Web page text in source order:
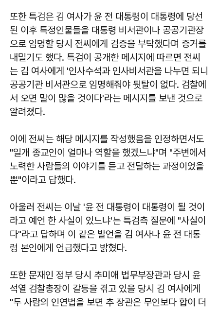
또한 특검은 김 여사가 윤 전 대통령이 대통령에 당선
된 이후 특정인물들을 대통령 비서관이나 공공기관장
으로 임명할 당시 전씨에게 검증을 부탁했다며 증거를
내밀기도 했다. 특검이 공개한 메시지에 따르면 전씨
는 김 여사에게 '인사수석과 인사비서관을 나누면 되니
공공기관 비서관으로 임명해줘야 뒷탈이 없다. 검찰에
서 오면 말이 많을 것이다'라는 메시지를 보낸 것으로
알려졌다.
이에 전씨는 해당 메시지를 작성했음을 인정하면서도
"일개 종교인이 얼마나 역할을 했겠느냐"며 "주변에서
노력한 사람들의 이야기를 듣고 전달하는 과정이었을
뿐"이라고 답했다.
아울러 전씨는 이날 '윤 전 대통령이 대통령이 될 것이
라고 예언 한 사실이 있느냐'는 특검측 질문에 "사실이
다"라고 답하며 이 같은 발언을 김 여사나 윤 전 대통
령 본인에게 언급했다고 밝혔다.
또한 문재인 정부 당시 추미애 법무부장관과 당시 윤
석열 검찰총장이 갈등을 겪고 있을 당시 김 여사에게
"두 사람의 인연법을 보면 추 장관은 무인보다 합이 더